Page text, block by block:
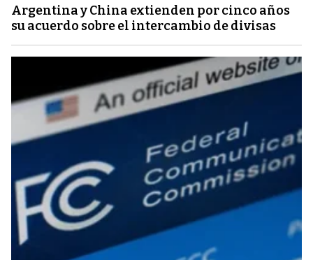
Argentina y China extienden por cinco años
su acuerdo sobre el intercambio de divisas